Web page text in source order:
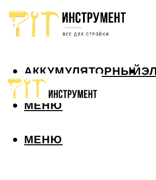
АККУМУЛЯТОРНЫЙ
МЕНЮ
МЕНЮ